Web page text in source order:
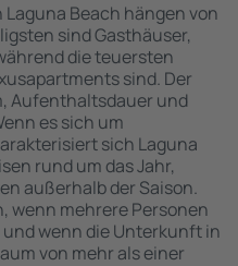
Beach hängen von
sind Gasthäuser,
die teuersten
sind. Der
Aufenthaltsdauer und
es sich um
sich Laguna
rund um das Jahr,
außerhalb der Saison.
wenn mehrere Personen
wenn die Unterkunft in
von mehr als einer